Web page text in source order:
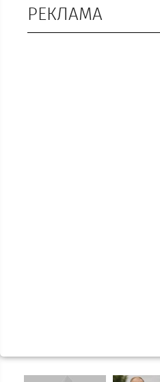
РЕКЛАМА